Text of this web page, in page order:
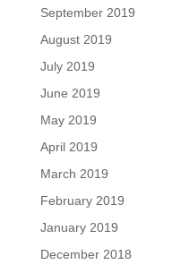
September 2019
August 2019
July 2019
June 2019
May 2019
April 2019
March 2019
February 2019
January 2019
December 2018